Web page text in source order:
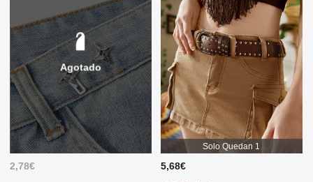
Agotado
2,78€
Solo Quedan 1
5,68€